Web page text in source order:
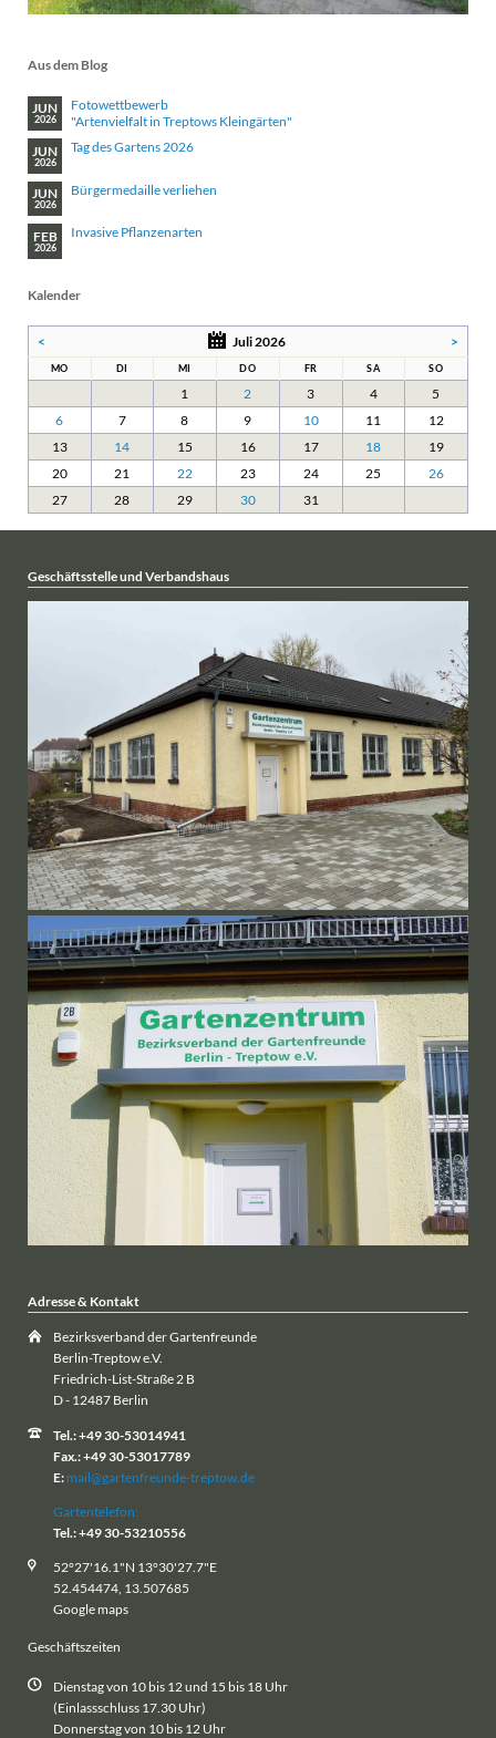
Aus dem Blog
JUN
2026
Fotowettbewerb
"Artenvielfalt in Treptows Kleingärten"
JUN
2026
Tag des Gartens 2026
JUN
2026
Bürgermedaille verliehen
FEB
2026
Invasive Pflanzenarten
Kalender
< Juli 2026 >
MO DI MI DO FR SA SO
1 2 3 4
5
6
7 8 9 10 11
12
13
14 15 16 17 18
19
20
21 22 23 24 25
26
27
28 29 30 31
Geschäftsstelle und Verbandshaus
Adresse & Kontakt
Bezirksverband der Gartenfreunde
Berlin-Treptow e.V.
Friedrich-List-Straße 2 B
D - 12487 Berlin
Tel.: +49 30-53014941
Fax.: +49 30-53017789
E: mail@gartenfreunde-treptow.de
Gartentelefon:
Tel.: +49 30-53210556
52°27'16.1"N 13°30'27.7"E
52.454474, 13.507685
Google maps
Geschäftszeiten
Dienstag von 10 bis 12 und 15 bis 18 Uhr
(Einlassschluss 17.30 Uhr)
Donnerstag von 10 bis 12 Uhr